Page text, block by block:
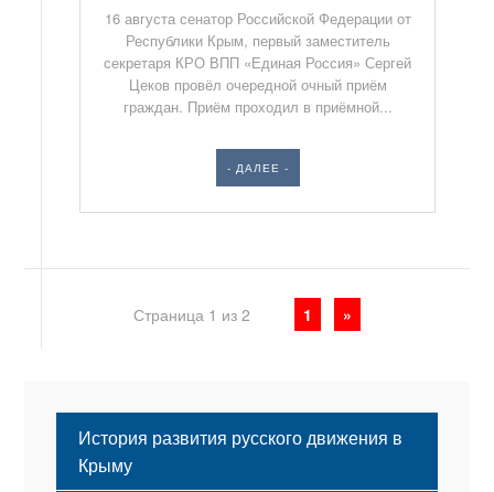
16 августа сенатор Российской Федерации от
Республики Крым, первый заместитель
секретаря КРО ВПП «Единая Россия» Сергей
Цеков провёл очередной очный приём
граждан. Приём проходил в приёмной...
- ДАЛЕЕ -
Страница 1 из 2 1 »
История развития русского движения в
Крыму